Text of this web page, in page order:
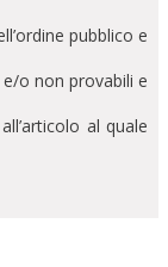
pubblico e
o non provabili e
al quale